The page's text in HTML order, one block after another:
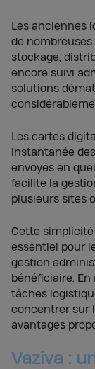
Les anciennes
de
stockage,
encore suivi
solutions
Les cartes
instantanée
envoyés en
facilite la
plusieurs sites
Cette
essentiel pour
gestion
bénéficiaire.
tâches
concentrer sur
avantages
Vaziva :